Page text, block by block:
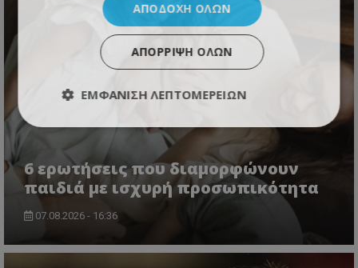
6 ερωτήσεις που διαμορφώνουν
παιδιά με ισχυρή προσωπικότητα
07.08.2026 - 16:36
ΑΠΟΔΟΧΉ ΌΛΩΝ
ΑΠΌΡΡΙΨΗ ΌΛΩΝ
ΕΜΦΆΝΙΣΗ ΛΕΠΤΟΜΕΡΕΙΏΝ